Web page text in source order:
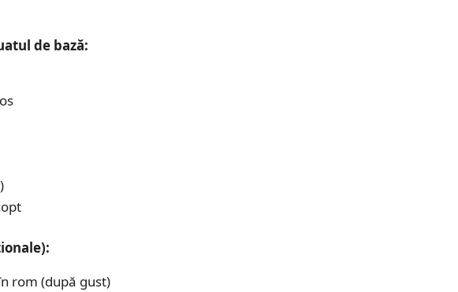
de bază:
rom (după gust)